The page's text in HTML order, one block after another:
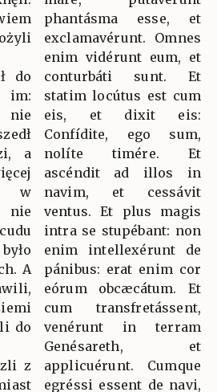
do
nie
a
w
A
do
z
phantásma esse, et
exclamavérunt. Omnes
enim vidérunt eum, et
conturbáti sunt. Et
statim locútus est cum
eis, et dixit eis:
Confídite, ego sum,
nolíte timére. Et
ascéndit ad illos in
navim, et cessávit
ventus. Et plus magis
intra se stupébant: non
enim intellexérunt de
pánibus: erat enim cor
eórum obcæcátum. Et
cum transfretássent,
venérunt in terram
Genésareth, et
applicuérunt. Cumque
egréssi essent de navi,